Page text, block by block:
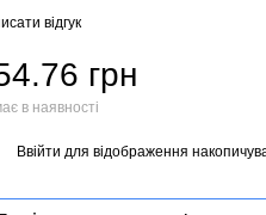
відгук
грн
в наявності
Ввійти для відображення